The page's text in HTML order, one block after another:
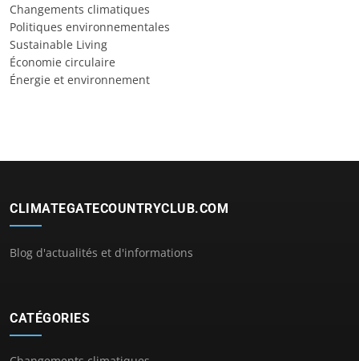
Changements climatiques
Politiques environnementales
Sustainable Living
Économie circulaire
Énergie et environnement
CLIMATEGATECOUNTRYCLUB.COM
Blog d'actualités et d'informations
CATÉGORIES